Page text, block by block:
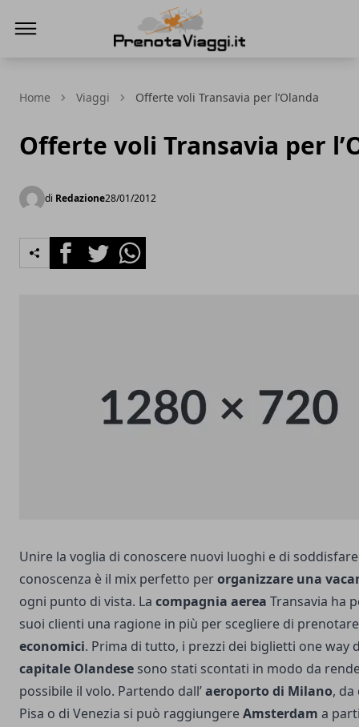
Home Viaggi Offerte voli Transavia per l’Olanda
Offerte voli Transavia per
di Redazione28/01/2012
FacebookTwitterWhatsapp
Unire la voglia di conoscere nuovi luoghi e di
conoscenza è il mix perfetto perorganizzare una
ogni punto di vista. La compagnia aerea Transavia ha
suoi clienti una ragione in più per scegliere di
economici. Prima di tutto, i prezzi dei biglietti one way
capitale Olandese sono stati scontati in modo da
possibile il volo. Partendo dall’aeroporto di Milano,
Pisa o di Venezia si può raggiungereAmsterdam a